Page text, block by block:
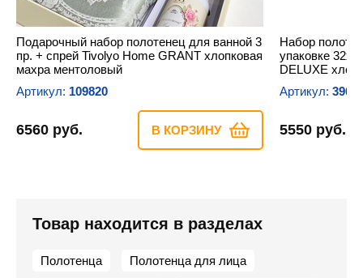
Подарочный набор полотенец для ванной 3
пр. + спрей Tivolyo Home GRANT хлопковая
махра ментоловый
Артикул: 109820
6560 руб. В КОРЗИНУ
Набор
упаковке
DELUXE
Артикул:
5550 руб.
Товар находится в разделах
Полотенца Полотенца для лица